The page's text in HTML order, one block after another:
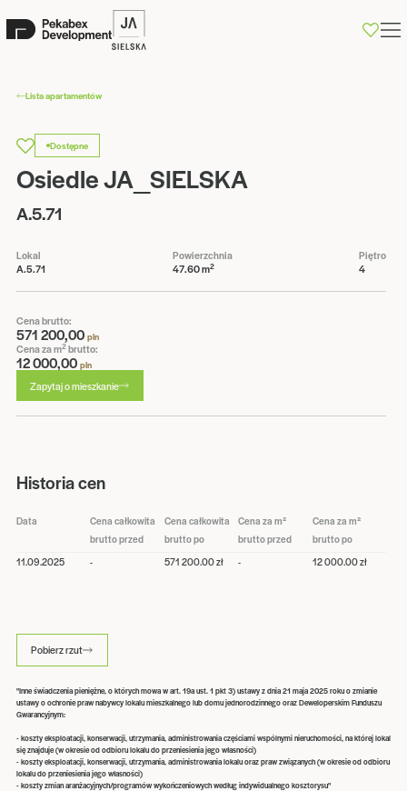
0
Lista apartamentów
Dostępne
Osiedle JA_SIELSKA
A.5.71
Lokal
A.5.71
Powierzchnia
47.60 m2
Piętro
4
Cena brutto:
571 200,00 pln
Cena za m2brutto:
12 000,00 pln
Zapytaj o mieszkanie
Historia cen
Data
Cena całkowita
brutto przed
Cena całkowita
brutto po
Cena za m²
brutto przed
Cena za m²
brutto po
11.09.2025
- 571 200.00 zł - 12 000.00 zł
Pobierz rzut
"Inne świadczenia pieniężne, o których mowa w art. 19a ust. 1 pkt 3) ustawy z dnia 21 maja 2025 roku o zmianie
ustawy o ochronie praw nabywcy lokalu mieszkalnego lub domu jednorodzinnego oraz Deweloperskim Funduszu
Gwarancyjnym:
- koszty eksploatacji, konserwacji, utrzymania, administrowania częściami wspólnymi nieruchomości, na której lokal
się znajduje (w okresie od odbioru lokalu do przeniesienia jego własności)
- koszty eksploatacji, konserwacji, utrzymania, administrowania lokalu oraz praw związanych (w okresie od odbioru
lokalu do przeniesienia jego własności)
- koszty zmian aranżacyjnych/programów wykończeniowych według indywidualnego kosztorysu"